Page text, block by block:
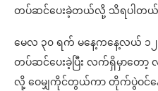
တပ်ဆင်ပေးခဲ့တယ်လို့ သိရပါတယ်
မေလ ၃၀ ရက် မနေ့ကနေ့လယ် ၁၂
တပ်ဆင်ပေးခဲ့ပြီး လက်ရှိမှာတေ
လို့ ဝေမျှကိုင်တွယ်ကာ တိုက်ပွဲဝင်